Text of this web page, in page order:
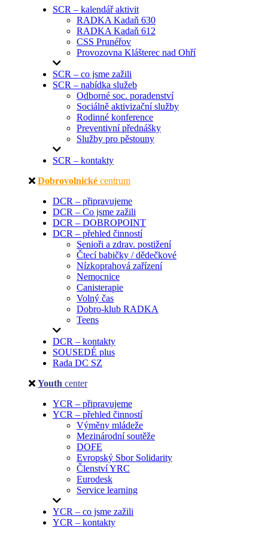
SCR – kalendář aktivit
RADKA Kadaň 630
RADKA Kadaň 612
CSS Prunéřov
Provozovna Klášterec nad Ohří
SCR – co jsme zažili
SCR – nabídka služeb
Odborné soc. poradenství
Sociálně aktivizační služby
Rodinné konference
Preventivní přednášky
Služby pro pěstouny
SCR – kontakty
Dobrovolnické centrum
DCR – připravujeme
DCR – Co jsme zažili
DCR – DOBROPOINT
DCR – přehled činností
Senioři a zdrav. postižení
Čtecí babičky / dědečkové
Nízkoprahová zařízení
Nemocnice
Canisterapie
Volný čas
Dobro-klub RADKA
Teens
DCR – kontakty
SOUSEDÉ plus
Rada DC SZ
Youth center
YCR – připravujeme
YCR – přehled činností
Výměny mládeže
Mezinárodní soutěže
DOFE
Evropský Sbor Solidarity
Členství YRC
Eurodesk
Service learning
YCR – co jsme zažili
YCR – kontakty